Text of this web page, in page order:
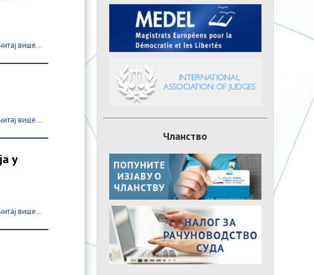
више...
више...
у
више...
Чланство